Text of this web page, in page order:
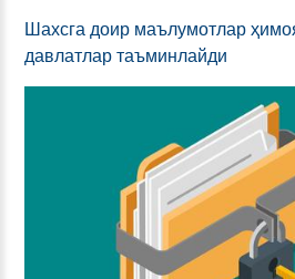
Шахсга доир маълумотлар
давлатлар таъминлайди